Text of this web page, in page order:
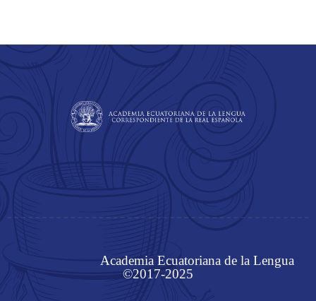
Academia Ecuatoriana de la Lengua
©2017-2025